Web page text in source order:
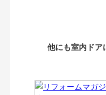
他にも室内ドア